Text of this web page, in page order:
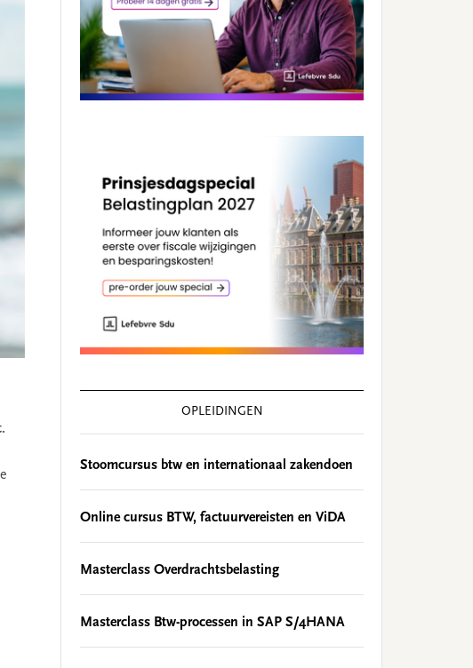
OPLEIDINGEN
Stoomcursus btw en internationaal zakendoen
Online cursus BTW, factuurvereisten en ViDA
Masterclass Overdrachtsbelasting
Masterclass Btw-processen in SAP S/4HANA